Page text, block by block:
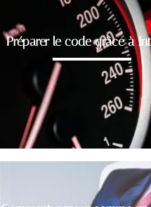
Préparer le code grâce à